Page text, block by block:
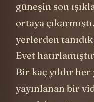
güneşin son
ortaya
yerlerden
Evet
Bir kaç yıldır her
yayınlanan bir